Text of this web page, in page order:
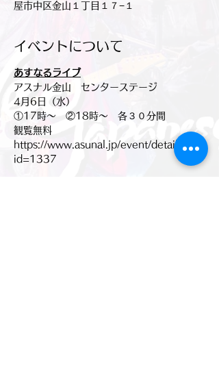
屋市中区金山１丁目１７−１
イベントについて
あすなるライブ
アスナル金山　センターステージ
4月6日（水）
①17時〜　②18時〜　各３０分間
観覧無料
https://www.asunal.jp/event/detail.php?
id=1337